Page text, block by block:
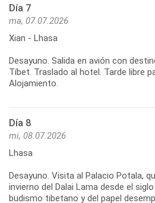
Día 7
ma, 07.07.2026
Xian - Lhasa
Desayuno. Salida en avión con
Tíbet. Traslado al hotel. Tarde libre
Día 8
mi, 08.07.2026
Lhasa
Desayuno. Visita al Palacio Potala,
invierno del Dalai Lama desde el
budismo tibetano y del papel